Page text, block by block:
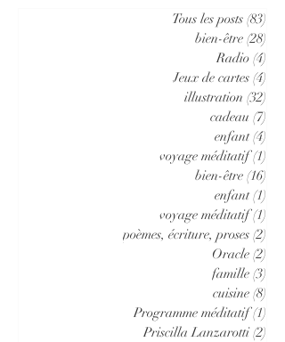
Tous les posts (83)
bien-être (28)
Radio (4)
Jeux de cartes (4)
illustration (32)
cadeau (7)
enfant (4)
voyage méditatif (1)
bien-être (16)
enfant (1)
voyage méditatif (1)
poèmes, écriture, proses (2)
Oracle (2)
famille (3)
cuisine (8)
Programme méditatif (1)
Priscilla Lanzarotti (2)